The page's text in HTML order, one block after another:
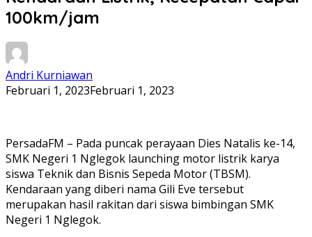
100km/jam
Andri Kurniawan
Februari 1, 2023Februari 1, 2023
PersadaFM – Pada puncak perayaan Dies Natalis ke-14,
SMK Negeri 1 Nglegok launching motor listrik karya
siswa Teknik dan Bisnis Sepeda Motor (TBSM).
Kendaraan yang diberi nama Gili Eve tersebut
merupakan hasil rakitan dari siswa bimbingan SMK
Negeri 1 Nglegok.